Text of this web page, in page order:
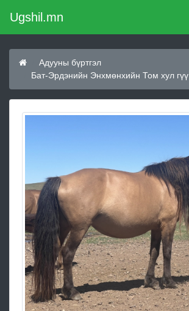
Ugshil.mn
Адууны бүртгэл
Бат-Эрдэнийн Энхмөнхийн Том хул гүү